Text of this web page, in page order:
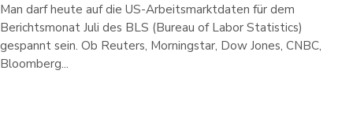
Man darf heute auf die US-Arbeitsmarktdaten für dem
Berichtsmonat Juli des BLS (Bureau of Labor Statistics)
gespannt sein. Ob Reuters, Morningstar, Dow Jones, CNBC,
Bloomberg...